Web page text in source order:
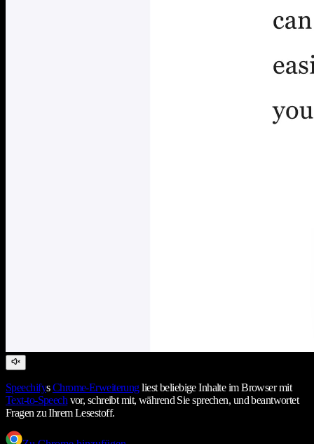
SpeechifysChrome-Erweiterungliest beliebige Inhalte im Browser mit
Text-to-Speech vor, schreibt mit, während Sie sprechen, und beantwortet
Fragen zu Ihrem Lesestoff.